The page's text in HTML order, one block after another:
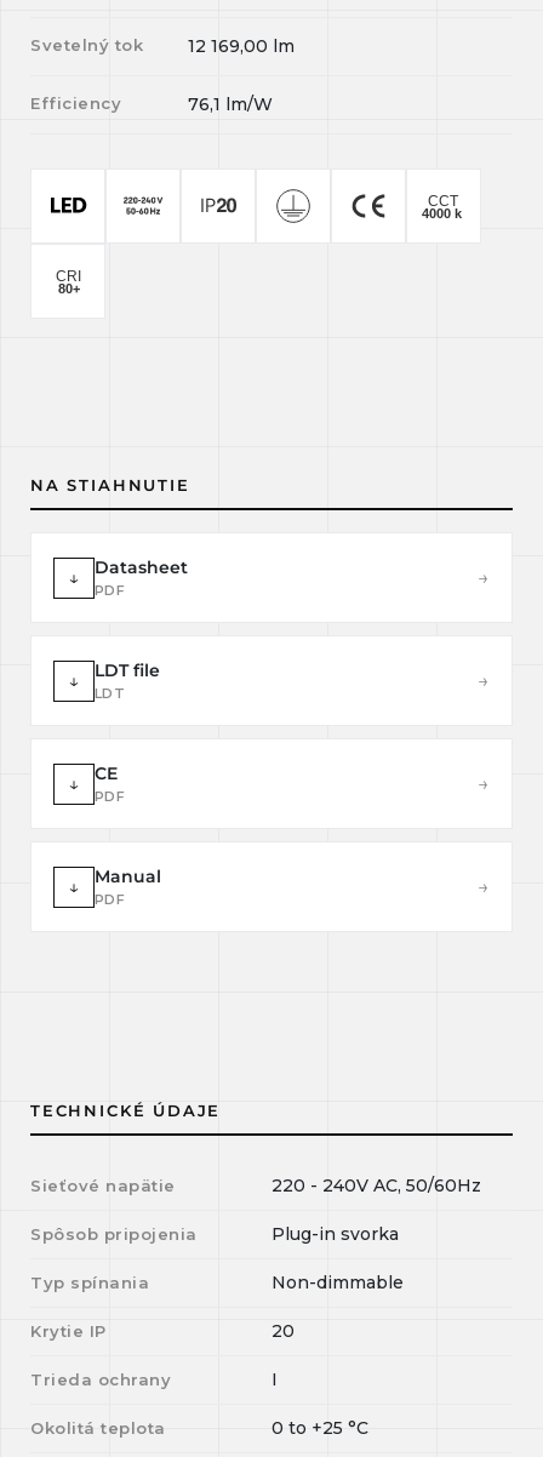
Svetelný tok 12 169,00 lm
Efficiency 76,1 lm/W
NA STIAHNUTIE
↓ Datasheet
PDF
→
↓ LDT file
LDT
→
↓ CE
PDF
→
↓ Manual
PDF
→
TECHNICKÉ ÚDAJE
Sieťové napätie 220 - 240V AC, 50/60Hz
Spôsob pripojenia Plug-in svorka
Typ spínania Non-dimmable
Krytie IP 20
Trieda ochrany I
Okolitá teplota 0 to +25 °C